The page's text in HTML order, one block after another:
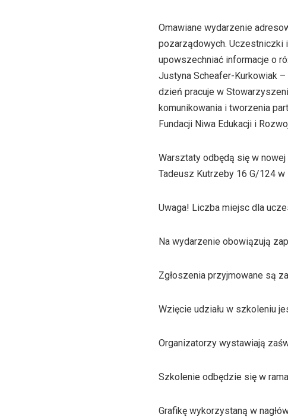
Omawiane wydarzenie
pozarządowych. Uczestniczki
upowszechniać informacje o
Justyna Scheafer-Kurkowiak
dzień pracuje w
komunikowania i tworzenia
Fundacji Niwa Edukacji i
Warsztaty odbędą się w
Tadeusz Kutrzeby 16 G/124 w
Uwaga! Liczba miejsc dla
Na wydarzenie obowiązują
Zgłoszenia przyjmowane są
Wzięcie udziału w szkoleniu
Organizatorzy wystawiają
Szkolenie odbędzie się w
Grafikę wykorzystaną w